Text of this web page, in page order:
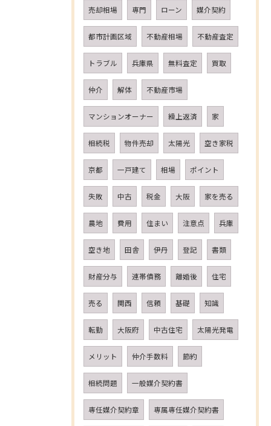
売却相場 専門 ローン 媒介契約
都市計画区域 不動産相場 不動産査定
トラブル 兵庫県 無料査定 買取
仲介 解体 不動産市場
マンションオーナー 繰上返済 家
相続税 物件売却 太陽光 空き家税
京都 一戸建て 相場 ポイント
失敗 中古 税金 大阪 家を売る
農地 費用 住まい 注意点 兵庫
空き地 田舎 伊丹 登記 書類
財産分与 連帯債務 離婚後 住宅
売る 関西 信頼 基礎 知識
転勤 大阪府 中古住宅 太陽光発電
メリット 仲介手数料 節約
相続問題 一般媒介契約書
専任媒介契約章 専属専任媒介契約書